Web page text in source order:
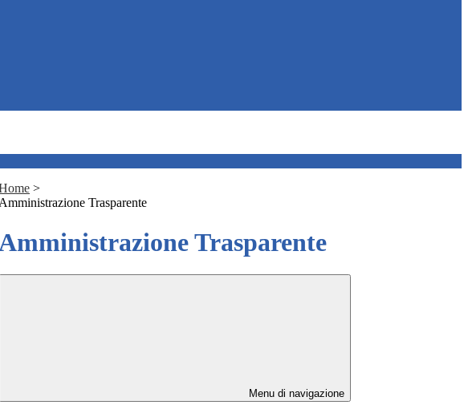
>
Amministrazione Trasparente
Trasparente
Menu di navigazione